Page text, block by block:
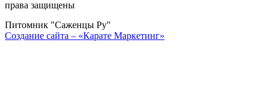
права защищены
Питомник "Саженцы Ру"
Создание сайта – «Карате Маркетинг»